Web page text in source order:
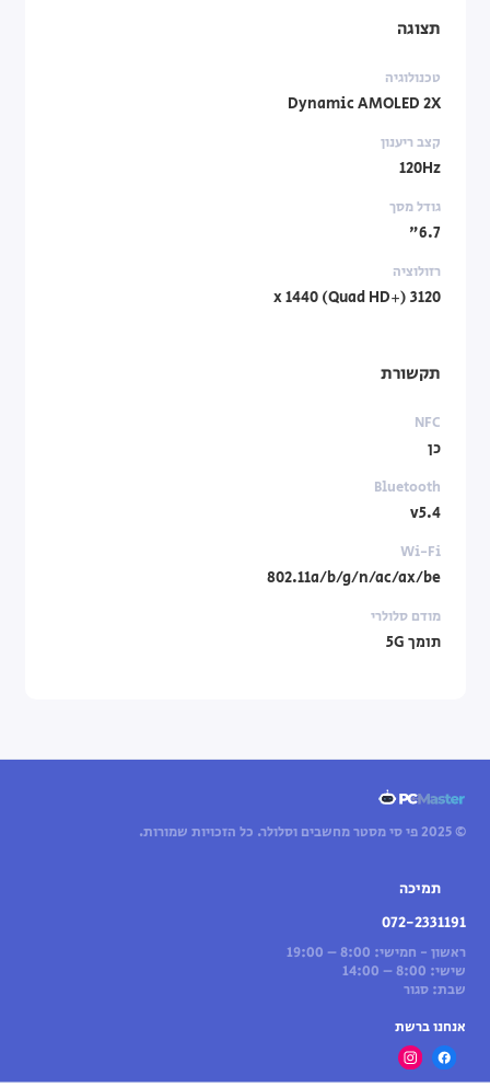
תצוגה
טכנולוגיה
Dynamic AMOLED 2X
קצב ריענון
120Hz
גודל מסך
6.7"
רזולוציה
3120 x 1440 (Quad HD+)
תקשורת
NFC
כן
Bluetooth
v5.4
Wi-Fi
802.11a/b/g/n/ac/ax/be
מודם סלולרי
תומך 5G
© 2025 פי סי מסטר מחשבים וסלולר. כל הזכויות שמורות.
תמיכה
072-2331191
ראשון - חמישי: 8:00 – 19:00
שישי: 8:00 – 14:00
שבת: סגור
אנחנו ברשת